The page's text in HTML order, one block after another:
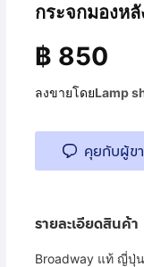
กระจกมองห
฿ 850
ลงขายโดยLamp
คุยกับผู้ข
รายละเอียดสินค้า
Broadway แท้ ญี่ปุ่น